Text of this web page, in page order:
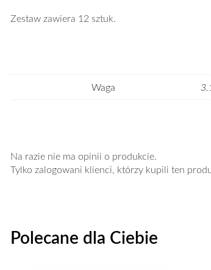
Zestaw zawiera 12 sztuk.
Waga
Na razie nie ma opinii o produkcie.
Tylko zalogowani klienci, którzy kupili ten
Polecane dla Ciebie